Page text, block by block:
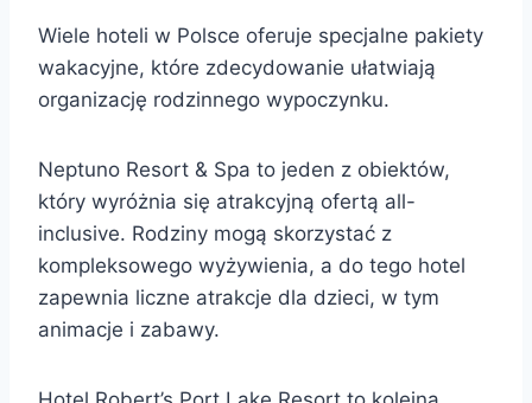
Wiele hoteli w Polsce oferuje specjalne pakiety
wakacyjne, które zdecydowanie ułatwiają
organizację rodzinnego wypoczynku.
Neptuno Resort & Spa to jeden z obiektów,
który wyróżnia się atrakcyjną ofertą all-
inclusive. Rodziny mogą skorzystać z
kompleksowego wyżywienia, a do tego hotel
zapewnia liczne atrakcje dla dzieci, w tym
animacje i zabawy.